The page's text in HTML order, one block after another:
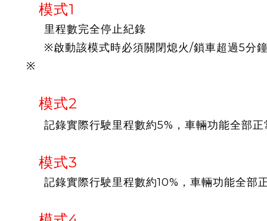
模式1
里程數完全停止紀錄
※啟動該模式時必須關閉熄火/鎖車超過5分
※
模式2
記錄實際行駛里程數約5%，車輛功能全部正
模式3
記錄實際行駛里程數約10%，車輛功能全部